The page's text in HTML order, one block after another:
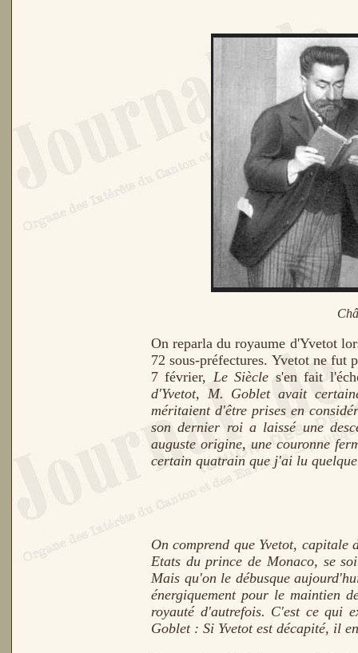
On reparla du royaume d'Yvetot
72 sous-préfectures. Yvetot ne fut
7 février,Le Siècle s'en fait
d'Yvetot, M. Goblet avait
méritaient d'être prises en
son dernier roi a laissé une
auguste origine, une couronne
certain quatrain que j'ai lu
On comprend que Yvetot,
Etats du prince de Monaco, se
Mais qu'on le débusque
énergiquement pour le maintien
royauté d'autrefois. C'est ce qui
Goblet : Si Yvetot est décapité, il